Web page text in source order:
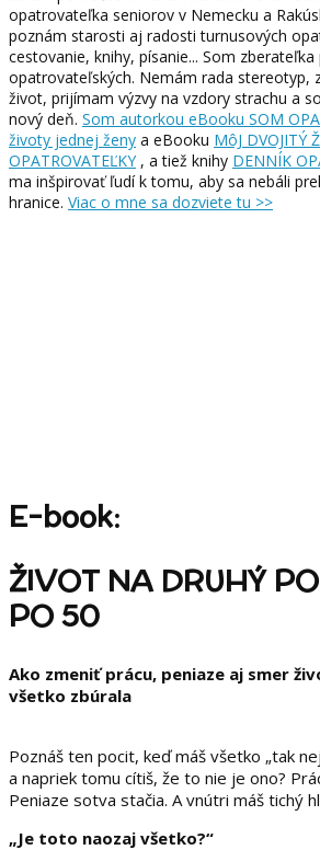
opatrovateľka seniorov v Nemecku a
poznám starosti aj radosti turnusových
cestovanie, knihy, písanie... Som
opatrovateľských. Nemám rada stereotyp,
život, prijímam výzvy na vzdory strachu a
nový deň. Som autorkou eBooku SOM
životy jednej ženy a eBooku MôJ DVOJITÝ
OPATROVATEĽKY , a tiež knihy DENNÍK
ma inšpirovať ľudí k tomu, aby sa nebáli
hranice. Viac o mne sa dozviete tu >>
E-book:
ŽIVOT NA DRUHÝ
PO 50
Ako zmeniť prácu, peniaze aj smer
všetko zbúrala
Poznáš ten pocit, keď máš všetko „tak
a napriek tomu cítiš, že to nie je ono?
Peniaze sotva stačia. A vnútri máš tichý
„Je toto naozaj všetko?“